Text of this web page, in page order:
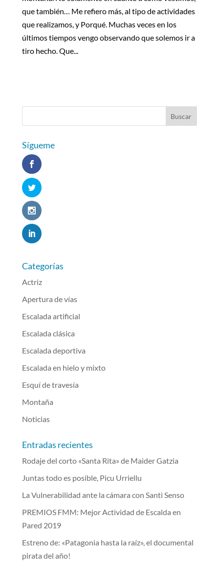
que también… Me refiero más, al tipo de actividades
que realizamos, y Porqué. Muchas veces en los
últimos tiempos vengo observando que solemos ir a
tiro hecho. Que...
Sígueme
Categorías
Actriz
Apertura de vías
Escalada artificial
Escalada clásica
Escalada deportiva
Escalada en hielo y mixto
Esquí de travesía
Montaña
Noticias
Entradas recientes
Rodaje del corto «Santa Rita» de Maider Gatzia
Juntas todo es posible, Picu Urriellu
La Vulnerabilidad ante la cámara con Santi Senso
PREMIOS FMM: Mejor Actividad de Escalda en
Pared 2019
Estreno de: «Patagonia hasta la raíz», el documental
pirata del año!